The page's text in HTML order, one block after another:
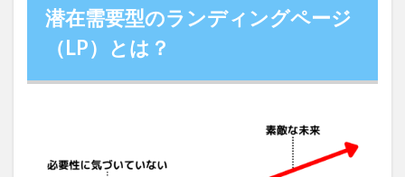
ィング
ページ
（LP）
とは？
2
ページ
潜在需要型のランディングページ
（LP）とは？